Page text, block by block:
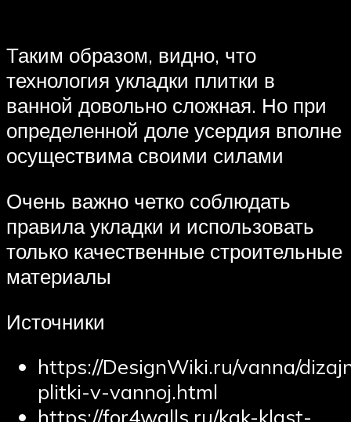
Таким образом, видно, что
технология укладки плитки в
ванной довольно сложная. Но при
определенной доле усердия вполне
осуществима своими силами
Очень важно четко соблюдать
правила укладки и использовать
только качественные строительные
материалы
Источники
https://DesignWiki.ru/vanna/
plitki-v-vannoj.html
https://for4walls.ru/kak-klast-